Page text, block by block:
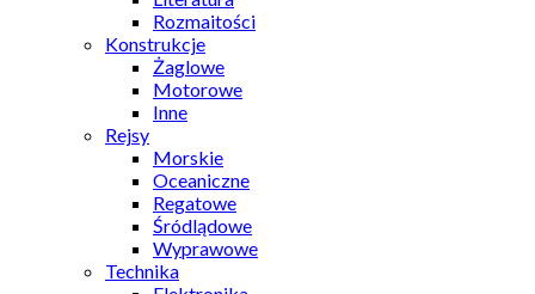
Rozmaitości
Konstrukcje
Żaglowe
Motorowe
Inne
Rejsy
Morskie
Oceaniczne
Regatowe
Śródlądowe
Wyprawowe
Technika